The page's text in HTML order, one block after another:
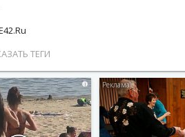
ТЕГИ
i